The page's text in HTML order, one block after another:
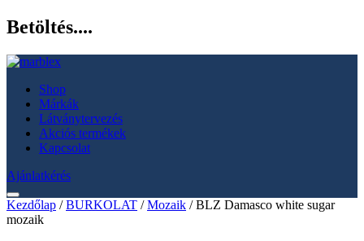
Betöltés....
Shop
Márkák
Látványtervezés
Akciós termékek
Kapcsolat
Ajánlatkérés
Kezdőlap /BURKOLAT /Mozaik / BLZ Damasco white sugar
mozaik